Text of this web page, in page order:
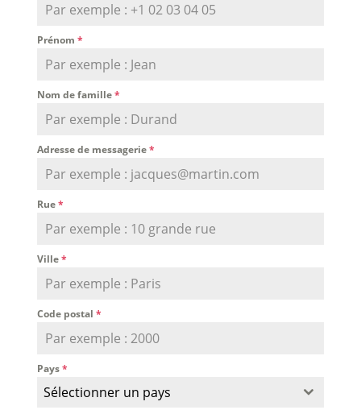
Prénom *
Nom de famille*
Adresse de messagerie*
Rue*
Ville*
Code postal *
Pays*
Sélectionner un pays